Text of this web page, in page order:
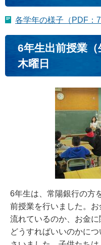
各学年の様子（PDF：
6年生出前授業
木曜日
6年生は、常陽銀行の方
前授業を行いました。
流れているのか、お金
どうすればいいのかに